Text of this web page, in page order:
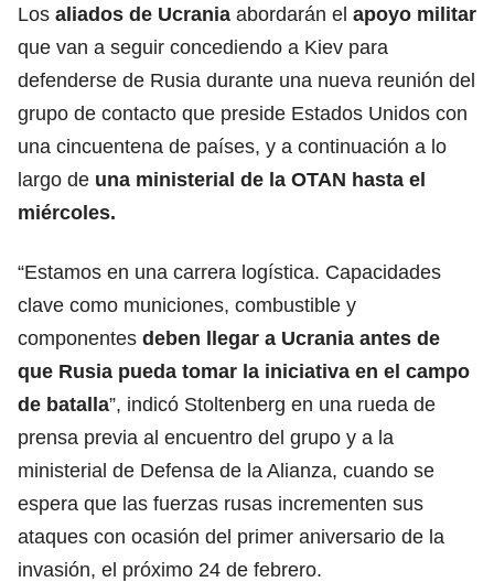
Los aliados de Ucrania abordarán el apoyo militar
que van a seguir concediendo a Kiev para
defenderse de Rusia durante una nueva reunión del
grupo de contacto que preside Estados Unidos con
una cincuentena de países, y a continuación a lo
largo de una ministerial de la OTAN hasta el
miércoles.
“Estamos en una carrera logística. Capacidades
clave como municiones, combustible y
componentes deben llegar a Ucrania antes de
que Rusia pueda tomar la iniciativa en el campo
de batalla”, indicó Stoltenberg en una rueda de
prensa previa al encuentro del grupo y a la
ministerial de Defensa de la Alianza, cuando se
espera que las fuerzas rusas incrementen sus
ataques con ocasión del primer aniversario de la
invasión, el próximo 24 de febrero.